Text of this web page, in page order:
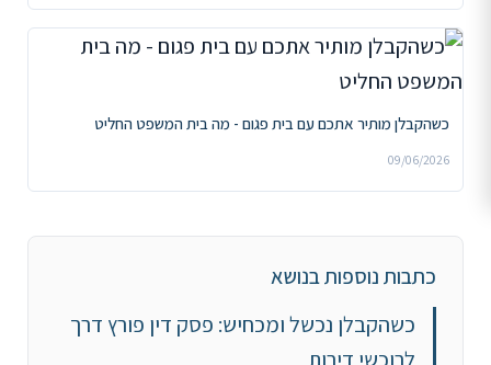
כשהקבלן מותיר אתכם עם בית פגום - מה בית המשפט החליט
09/06/2026
כתבות נוספות בנושא
כשהקבלן נכשל ומכחיש: פסק דין פורץ דרך